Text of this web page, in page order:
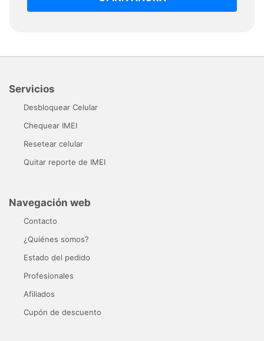
Servicios
Desbloquear Celular
Chequear IMEI
Resetear celular
Quitar reporte de IMEI
Navegación web
Contacto
¿Quiénes somos?
Estado del pedido
Profesionales
Afiliados
Cupón de descuento